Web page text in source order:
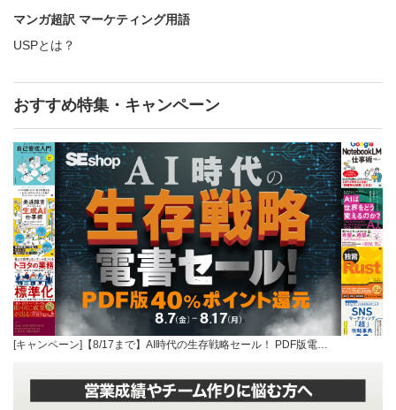
マンガ超訳 マーケティング用語
USPとは？
おすすめ特集・キャンペーン
[キャンペーン]【8/17まで】AI時代の生存戦略セール！ PDF版電…